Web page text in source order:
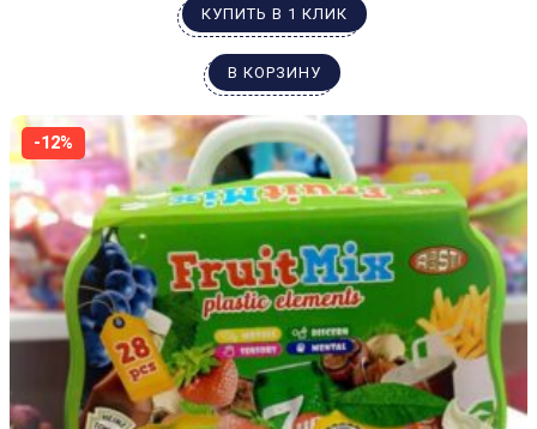
КУПИТЬ В 1 КЛИК
В КОРЗИНУ
-12%